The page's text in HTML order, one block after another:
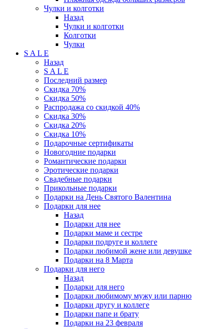
Чулки и колготки
Назад
Чулки и колготки
Колготки
Чулки
S A L E
Назад
S A L E
Последний размер
Скидка 70%
Скидка 50%
Распродажа со скидкой 40%
Скидка 30%
Скидка 20%
Скидка 10%
Подарочные сертификаты
Новогодние подарки
Романтические подарки
Эротические подарки
Свадебные подарки
Прикольные подарки
Подарки на День Святого Валентина
Подарки для нее
Назад
Подарки для нее
Подарки маме и сестре
Подарки подруге и коллеге
Подарки любимой жене или девушке
Подарки на 8 Марта
Подарки для него
Назад
Подарки для него
Подарки любимому мужу или парню
Подарки другу и коллеге
Подарки папе и брату
Подарки на 23 февраля